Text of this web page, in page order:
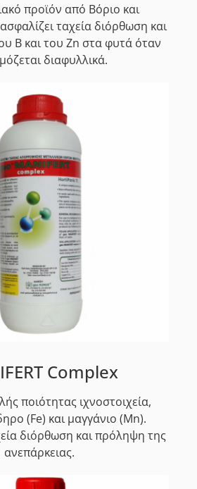
προϊόν από Βόριο και
ταχεία διόρθωση και
B και του Zn στα φυτά όταν
διαφυλλικά.
Complex
ποιότητας ιχνοστοιχεία,
(Fe) και μαγγάνιο (Mn).
διόρθωση και πρόληψη της
ανεπάρκειας.